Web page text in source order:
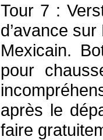
Tour 7 :
d’avance
Mexicain.
pour
après le
faire